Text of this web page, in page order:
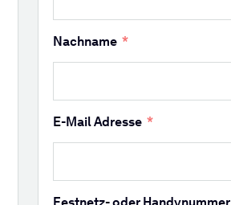
Nachname
E-Mail Adresse